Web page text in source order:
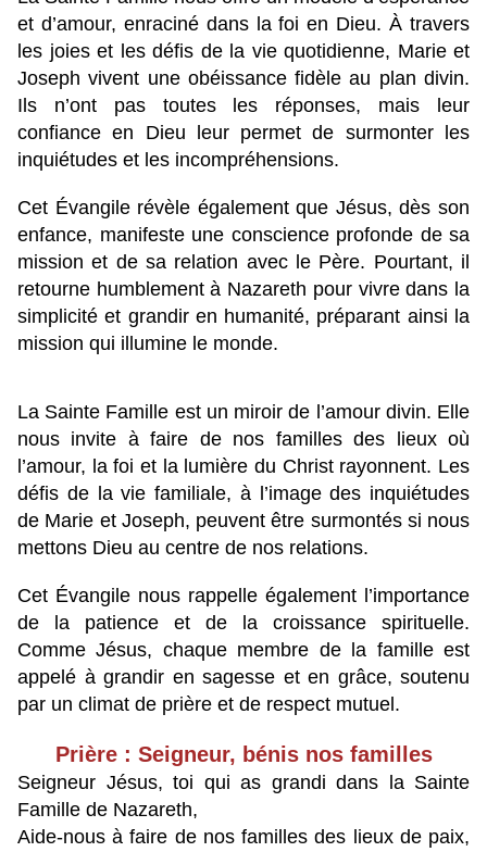
et d’amour, enraciné dans la foi en Dieu. À travers
les joies et les défis de la vie quotidienne, Marie et
Joseph vivent une obéissance fidèle au plan divin.
Ils n’ont pas toutes les réponses, mais leur
confiance en Dieu leur permet de surmonter les
inquiétudes et les incompréhensions.
Cet Évangile révèle également que Jésus, dès son
enfance, manifeste une conscience profonde de sa
mission et de sa relation avec le Père. Pourtant, il
retourne humblement à Nazareth pour vivre dans la
simplicité et grandir en humanité, préparant ainsi la
mission qui illumine le monde.
La Sainte Famille est un miroir de l’amour divin. Elle
nous invite à faire de nos familles des lieux où
l’amour, la foi et la lumière du Christ rayonnent. Les
défis de la vie familiale, à l’image des inquiétudes
de Marie et Joseph, peuvent être surmontés si nous
mettons Dieu au centre de nos relations.
Cet Évangile nous rappelle également l’importance
de la patience et de la croissance spirituelle.
Comme Jésus, chaque membre de la famille est
appelé à grandir en sagesse et en grâce, soutenu
par un climat de prière et de respect mutuel.
Prière : Seigneur, bénis nos familles
Seigneur Jésus, toi qui as grandi dans la Sainte
Famille de Nazareth,
Aide-nous à faire de nos familles des lieux de paix,